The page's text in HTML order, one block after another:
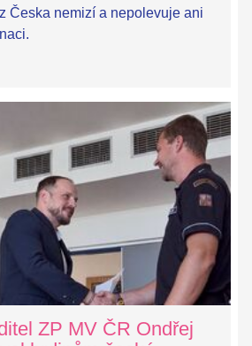
Česka nemizí a nepolevuje ani
ZP MV ČR Ondřej